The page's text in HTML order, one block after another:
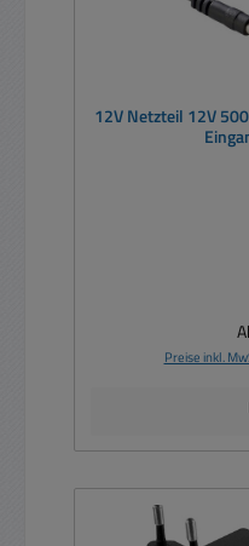
12V Netzteil 12V
Preise inkl.